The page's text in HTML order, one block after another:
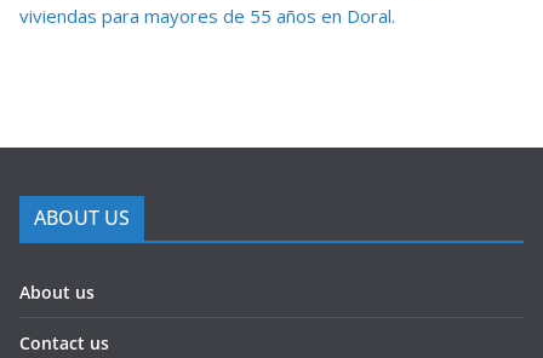
viviendas para mayores de 55 años en Doral.
ABOUT US
About us
Contact us